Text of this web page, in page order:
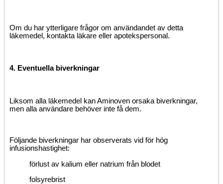
Om du har ytterligare frågor om användandet av detta
läkemedel, kontakta läkare eller apotekspersonal.
4. Eventuella biverkningar
Liksom alla läkemedel kan Aminoven orsaka biverkningar,
men alla användare behöver inte få dem.
Följande biverkningar har observerats vid för hög
infusionshastighet:
förlust av kalium eller natrium från blodet
folsyrebrist